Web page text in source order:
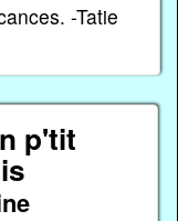
-Tatie
p'tit